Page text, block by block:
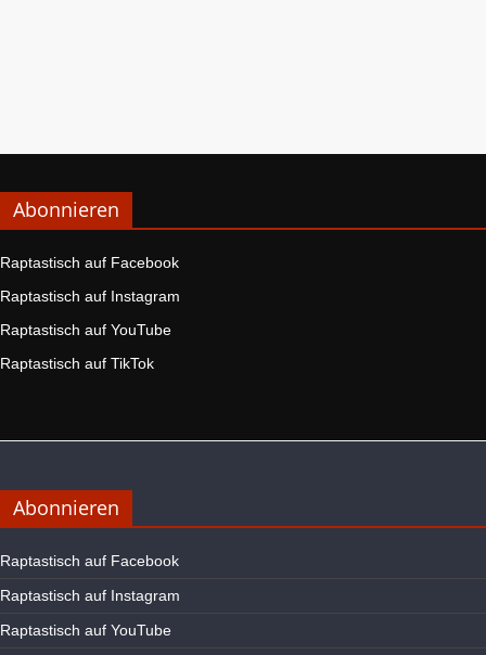
Abonnieren
Raptastisch auf Facebook
Raptastisch auf Instagram
Raptastisch auf YouTube
Raptastisch auf TikTok
Abonnieren
Raptastisch auf Facebook
Raptastisch auf Instagram
Raptastisch auf YouTube